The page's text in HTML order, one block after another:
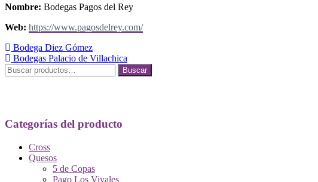
Nombre: Bodegas Pagos del Rey
Web: https://www.pagosdelrey.com/
Navegación
de
entradas
Bodega Diez Gómez
Bodegas Palacio de Villachica
Buscar
por:
Buscar
Categorías del producto
Cross
Quesos
5 de Copas
Pago Los Vivales